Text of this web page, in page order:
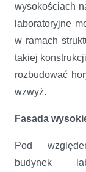
wysokościach
laboratoryjne
w ramach
takiej
rozbudować
wzwyż.
Fasada
Pod
budynek